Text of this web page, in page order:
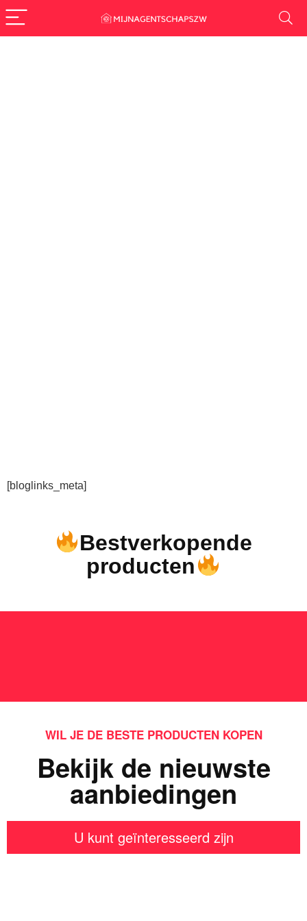
[bloglinks_meta]
Bestverkopende
producten
WIL JE DE BESTE PRODUCTEN KOPEN
Bekijk de nieuwste
aanbiedingen
U kunt geïnteresseerd zijn